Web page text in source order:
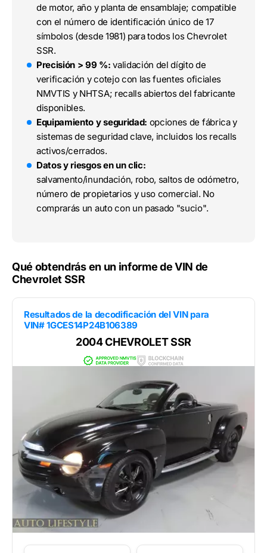
de motor, año y planta de ensamblaje; compatible
con el número de identificación único de 17
símbolos (desde 1981) para todos los Chevrolet
SSR.
Precisión > 99 %: validación del dígito de
verificación y cotejo con las fuentes oficiales
NMVTIS y NHTSA; recalls abiertos del fabricante
disponibles.
Equipamiento y seguridad: opciones de fábrica y
sistemas de seguridad clave, incluidos los recalls
activos/cerrados.
Datos y riesgos en un clic:
salvamento/inundación, robo, saltos de odómetro,
número de propietarios y uso comercial. No
comprarás un auto con un pasado "sucio".
Qué obtendrás en un informe de VIN de
Chevrolet SSR
Resultados de la decodificación del VIN para
VIN# 1GCES14P24B106389
2004 CHEVROLET SSR